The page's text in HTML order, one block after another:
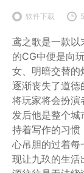
软件下载
鸢之歌是一款以
的CG中便是向
女、明暗交替的
逐渐丧失了道德
将玩家将会扮演
发后他是整个城
持着写作的习惯
心吊胆的过着每
现让九玖的生活